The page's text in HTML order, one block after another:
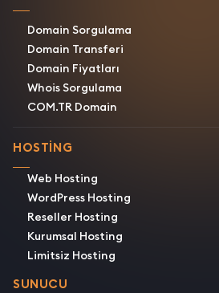
Domain Sorgulama
Domain Transferi
Domain Fiyatları
Whois Sorgulama
COM.TR Domain
HOSTING
Web Hosting
WordPress Hosting
Reseller Hosting
Kurumsal Hosting
Limitsiz Hosting
SUNUCU